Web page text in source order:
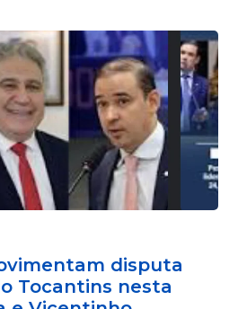
disputa
Tocantins nesta